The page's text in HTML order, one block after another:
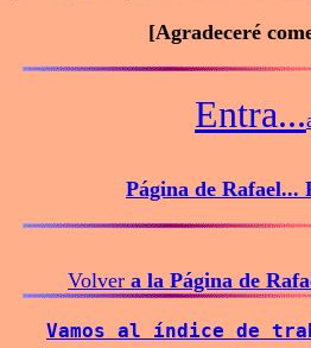
[Agradeceré
Entra...
Página de Rafael...
Volver a la Página de
Vamos al índice de